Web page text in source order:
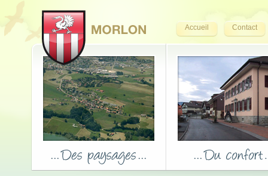
Accueil Contact